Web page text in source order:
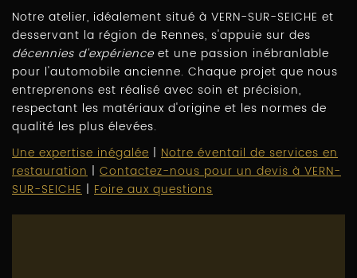
Notre atelier, idéalement situé à VERN-SUR-SEICHE et
desservant la région de Rennes, s'appuie sur des
décennies d'expérience et une passion inébranlable
pour l'automobile ancienne. Chaque projet que nous
entreprenons est réalisé avec soin et précision,
respectant les matériaux d'origine et les normes de
qualité les plus élevées.
Une expertise inégalée | Notre éventail de services en
restauration | Contactez-nous pour un devis à VERN-
SUR-SEICHE | Foire aux questions